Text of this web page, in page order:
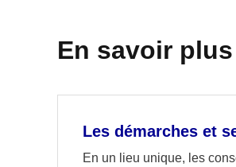
En savoir
Les démarches et
En un lieu unique, les